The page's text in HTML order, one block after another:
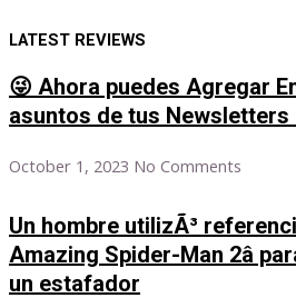
LATEST REVIEWS
😜 Ahora puedes Agregar
asuntos de tus Newsletters
October 1, 2023 No Comments
Un hombre utilizÃ³
Amazing Spider-Man 2â
un estafador